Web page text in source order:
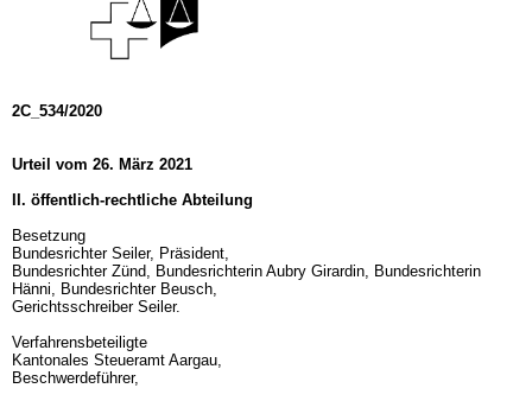
2C_534/2020
Urteil vom 26. März 2021
II. öffentlich-rechtliche Abteilung
Besetzung
Bundesrichter Seiler, Präsident,
Bundesrichter Zünd, Bundesrichterin Aubry Girardin, Bundesrichterin
Hänni, Bundesrichter Beusch,
Gerichtsschreiber Seiler.
Verfahrensbeteiligte
Kantonales Steueramt Aargau,
Beschwerdeführer,